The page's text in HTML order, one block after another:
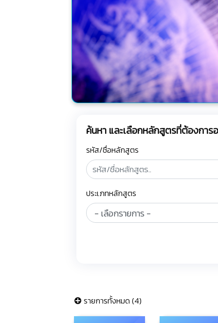
ค้นหา และเลือกหลักสูตรที่ต้องการ
รหัส/ชื่อหลักสูตร
ประเภทหลักสูตร
รายการทั้งหมด (4)